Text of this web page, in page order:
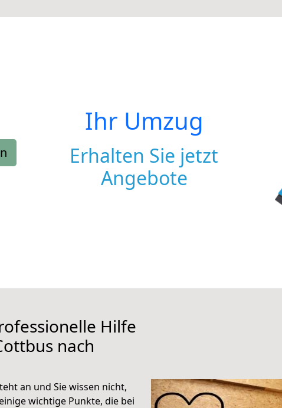
Ihr Umzug
Erhalten Sie jetzt
Angebote
Hilfe
nach
an und Sie wissen nicht,
wichtige Punkte, die bei